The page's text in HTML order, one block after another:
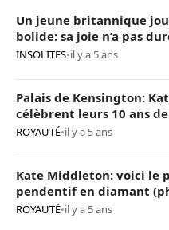
Un jeune britannique
bolide: sa joie n’a pas
INSOLITES•il y a 5 ans
Palais de Kensington:
célèbrent leurs 10 ans
ROYAUTÉ•il y a 5 ans
Kate Middleton: voici le
pendentif en diamant
ROYAUTÉ•il y a 5 ans